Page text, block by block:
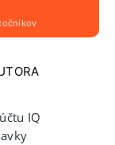
IQ